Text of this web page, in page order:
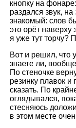
кнопку на
раздался звук,
знакомый: слов
это орёт
я уже тут торчу?
Вот и решил, что
знаете ли,
По стеночке
резинку плавок
сказать. По
оглядывался,
стесняюсь
в этом месте